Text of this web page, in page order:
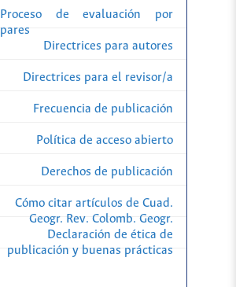
Proceso de evaluación por
pares
Directrices para autores
Directrices para el revisor/a
Frecuencia de publicación
Política de acceso abierto
Derechos de publicación
Cómo citar artículos de Cuad.
Geogr. Rev. Colomb. Geogr.
Declaración de ética de
publicación y buenas prácticas